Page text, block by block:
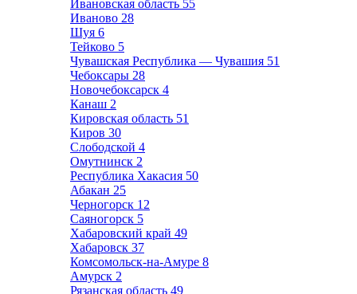
Ивановская область 55
Иваново 28
Шуя 6
Тейково 5
Чувашская Республика — Чувашия 51
Чебоксары 28
Новочебоксарск 4
Канаш 2
Кировская область 51
Киров 30
Слободской 4
Омутнинск 2
Республика Хакасия 50
Абакан 25
Черногорск 12
Саяногорск 5
Хабаровский край 49
Хабаровск 37
Комсомольск-на-Амуре 8
Амурск 2
Рязанская область 49